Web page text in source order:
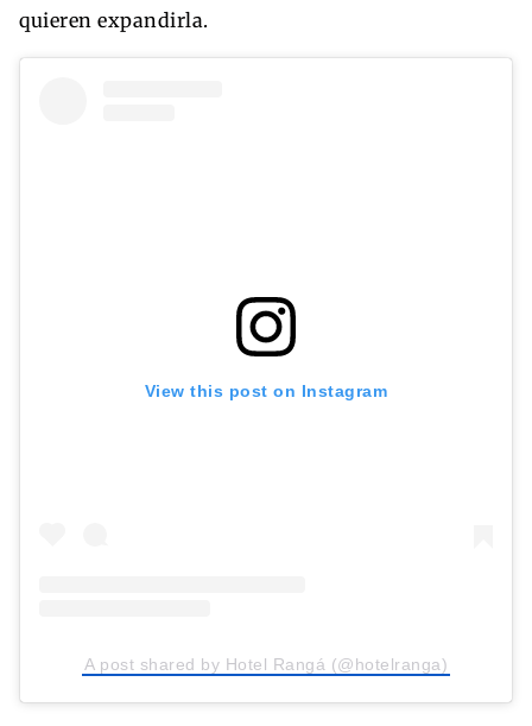
quieren expandirla.
View this post on Instagram
A post shared by Hotel Rangá (@hotelranga)